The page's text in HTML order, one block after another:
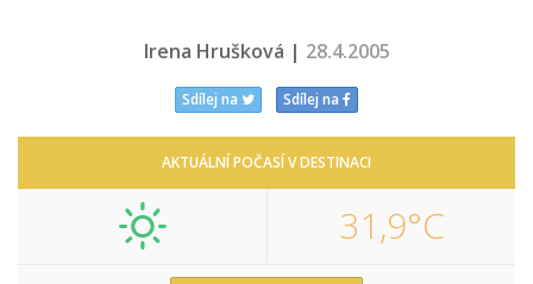
Irena Hrušková | 28.4.2005
Sdílej na Sdílej na
AKTUÁLNÍ POČASÍ V DESTINACI
31,9°C